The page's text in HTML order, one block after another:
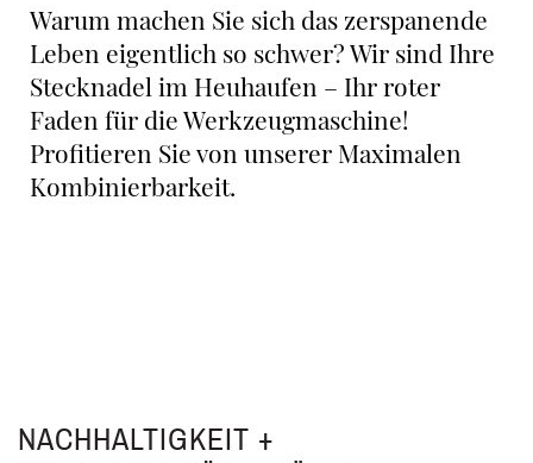
Warum machen Sie sich das zerspanende
Leben eigentlich so schwer? Wir sind Ihre
Stecknadel im Heuhaufen – Ihr roter
Faden für die Werkzeugmaschine!
Profitieren Sie von unserer Maximalen
Kombinierbarkeit.
NACHHALTIGKEIT +